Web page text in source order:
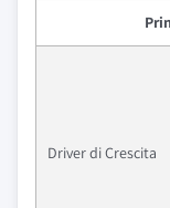
Driver di Crescita